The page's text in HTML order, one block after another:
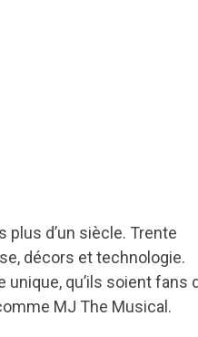
d’un siècle. Trente
décors et technologie.
qu’ils soient fans
MJ The Musical.